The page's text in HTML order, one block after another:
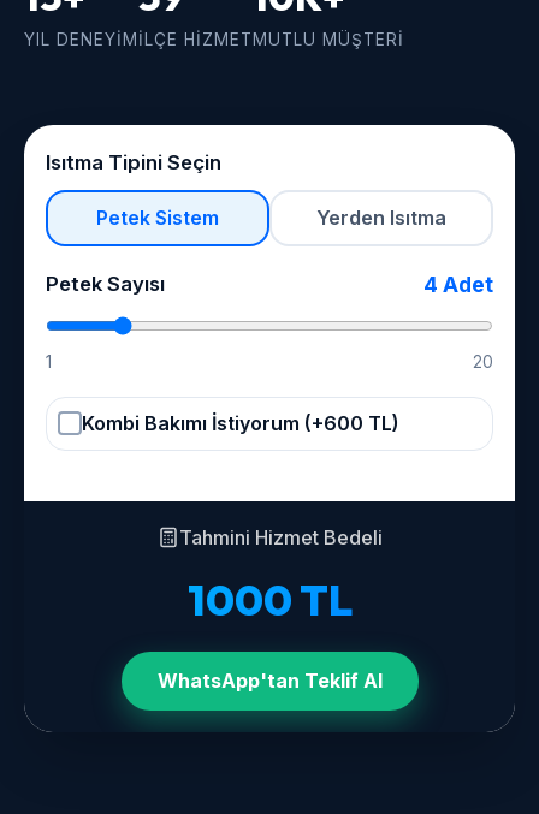
YIL DENEYIM İLÇE HIZMET MUTLU MÜŞTERI
Isıtma Tipini Seçin
Petek Sistem Yerden Isıtma
Petek Sayısı 4 Adet
1 20
Kombi Bakımı İstiyorum (+600 TL)
Tahmini Hizmet Bedeli
1000TL
WhatsApp'tan Teklif Al